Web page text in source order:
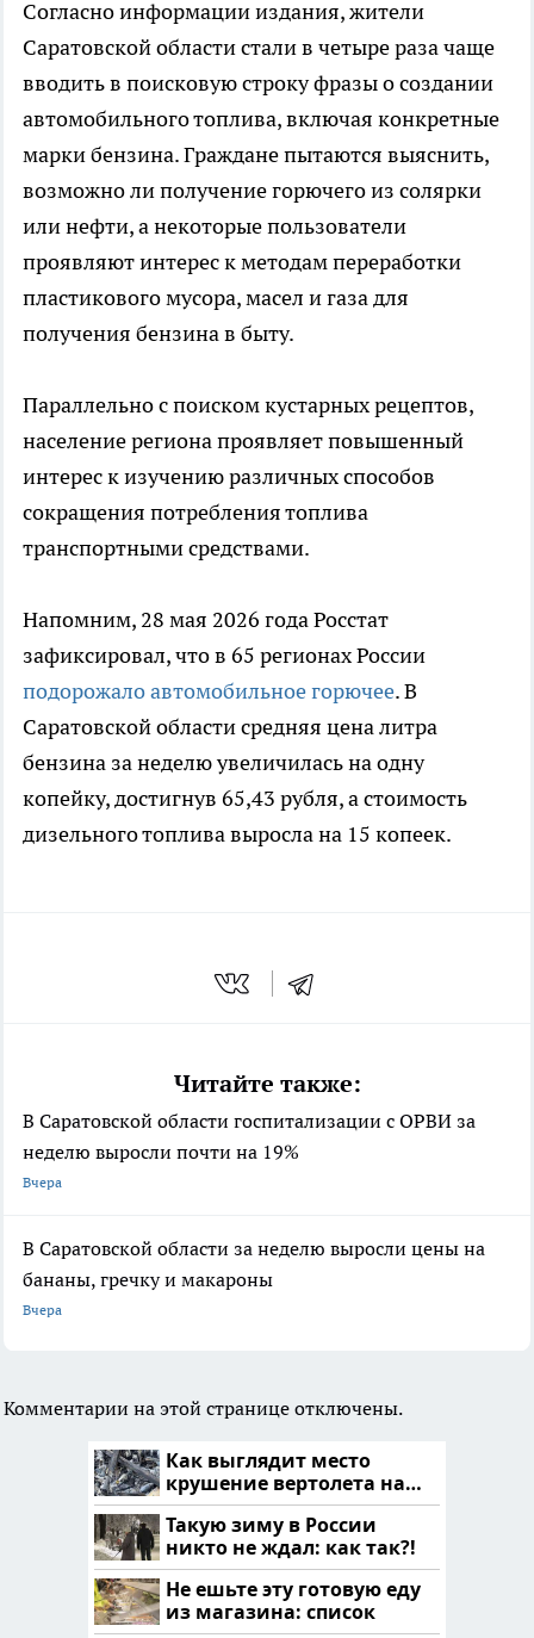
Согласно информации издания, жители
Саратовской области стали в четыре раза чаще
вводить в поисковую строку фразы о создании
автомобильного топлива, включая конкретные
марки бензина. Граждане пытаются выяснить,
возможно ли получение горючего из солярки
или нефти, а некоторые пользователи
проявляют интерес к методам переработки
пластикового мусора, масел и газа для
получения бензина в быту.
Параллельно с поиском кустарных рецептов,
население региона проявляет повышенный
интерес к изучению различных способов
сокращения потребления топлива
транспортными средствами.
Напомним, 28 мая 2026 года Росстат
зафиксировал, что в 65 регионах России
подорожало автомобильное горючее. В
Саратовской области средняя цена литра
бензина за неделю увеличилась на одну
копейку, достигнув 65,43 рубля, а стоимость
дизельного топлива выросла на 15 копеек.
Читайте также:
В Саратовской области госпитализации с ОРВИ за
неделю выросли почти на 19%
Вчера
В Саратовской области за неделю выросли цены на
бананы, гречку и макароны
Вчера
Комментарии на этой странице отключены.
Как выглядит место
крушение вертолета на
Кавказе: смотреть
Такую зиму в России
никто не ждал: как так?!
Не ешьте эту готовую еду
из магазина: список